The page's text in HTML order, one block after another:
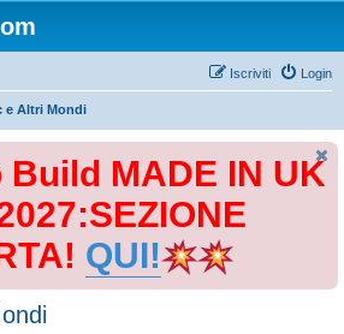
Login
Iscriviti
e Altri Mondi
Build MADE IN UK
QUI!